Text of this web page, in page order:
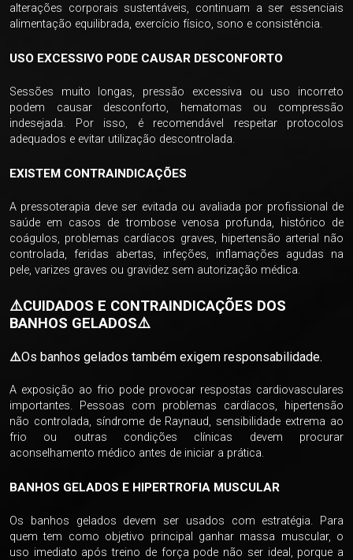
alterações corporais sustentáveis, continuam a ser essenciais
alimentação equilibrada, exercício físico, sono e consistência.
USO EXCESSIVO PODE CAUSAR DESCONFORTO
Sessões muito longas, pressão excessiva ou uso incorreto
podem causar desconforto, hematomas ou compressão
indesejada. Por isso, é recomendável respeitar protocolos
adequados e evitar utilização descontrolada.
EXISTEM CONTRAINDICAÇÕES
A pressoterapia deve ser evitada ou avaliada por profissional de
saúde em casos de trombose venosa profunda, histórico de
coágulos, problemas cardíacos graves, hipertensão arterial não
controlada, feridas abertas, infeções, inflamações agudas na
pele, varizes graves ou gravidez sem autorização médica.
⚠️CUIDADOS E CONTRAINDICAÇÕES DOS
BANHOS GELADOS⚠️
⚠️Os banhos gelados também exigem responsabilidade.
A exposição ao frio pode provocar respostas cardiovasculares
importantes. Pessoas com problemas cardíacos, hipertensão
não controlada, síndrome de Raynaud, sensibilidade extrema ao
frio ou outras condições clínicas devem procurar
aconselhamento médico antes de iniciar a prática.
BANHOS GELADOS E HIPERTROFIA MUSCULAR
Os banhos gelados devem ser usados com estratégia. Para
quem tem como objetivo principal ganhar massa muscular, o
uso imediato após treino de força pode não ser ideal, porque a